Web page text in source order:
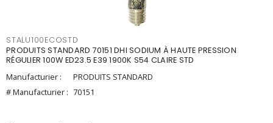
STALU100ECOSTD
PRODUITS STANDARD 70151 DHI SODIUM À HAUTE PRESSION
RÉGULIER 100W ED23.5 E39 1900K S54 CLAIRE STD
Manufacturier :
PRODUITS STANDARD
# Manufacturier : 70151